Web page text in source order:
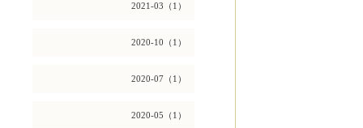
2021-03（1）
2020-10（1）
2020-07（1）
2020-05（1）